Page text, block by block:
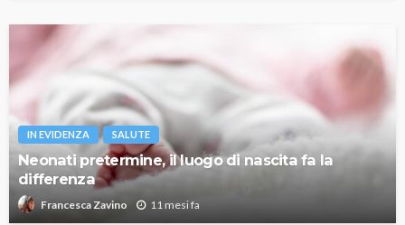
IN EVIDENZA SALUTE
Neonati pretermine, il luogo di nascita fa la
differenza
Francesca Zavino 11 mesi fa